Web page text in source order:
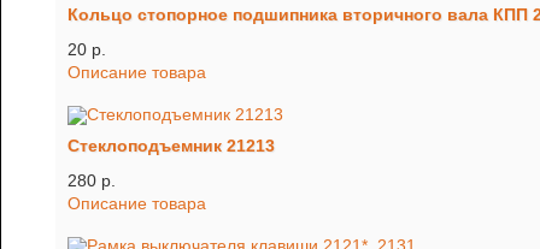
Кольцо стопорное подшипника вторичного вала КПП
20 p.
Описание товара
Стеклоподъемник 21213
280 p.
Описание товара